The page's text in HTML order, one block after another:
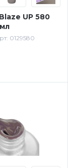
UP 580
0129580